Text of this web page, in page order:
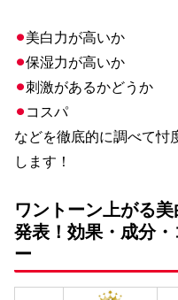
⚫︎美白力が高いか
⚫︎保湿力が高いか
⚫︎刺激があるかどうか
⚫︎ コスパ
などを徹底的に調べて忖
します！
ワントーン上がる
発表！効果・成分
ー